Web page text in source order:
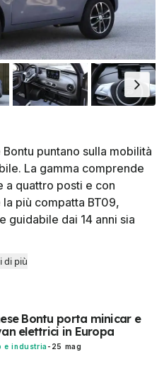
puntano sulla mobilità
La gamma comprende
a quattro posti e con
più compatta BT09,
guidabile dai 14 anni sia
di più
Bontu porta minicar e
elettrici in Europa
e industria - 25 mag